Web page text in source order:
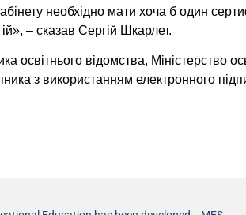
необхідно мати хоча б один
– сказав Сергій Шкарлет.
освітнього відомства,
з використанням електронного